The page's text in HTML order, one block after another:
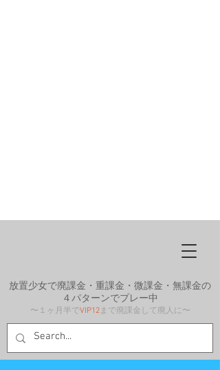
放置少女で廃課金・重課金・微課金・無課金の
４パターンでプレー中
〜１ヶ月半でVIP12まで廃課金して廃人に〜